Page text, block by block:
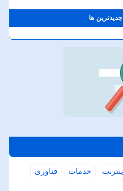
جدیدترین ها
اینترنت خدمات
فناوری